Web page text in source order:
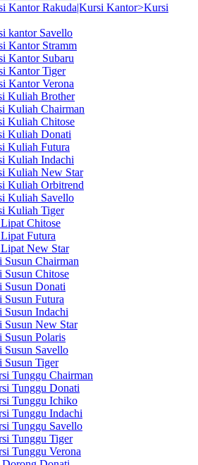
Kantor Rakuda|Kursi Kantor>Kursi
kantor Savello
Kantor Stramm
Kantor Subaru
Kantor Tiger
Kantor Verona
Kuliah Brother
Kuliah Chairman
Kuliah Chitose
Kuliah Donati
Kuliah Futura
Kuliah Indachi
Kuliah New Star
Kuliah Orbitrend
Kuliah Savello
Kuliah Tiger
Chitose
Futura
New Star
Chairman
Chitose
Susun Donati
Futura
Indachi
New Star
Polaris
Savello
Susun Tiger
Tunggu Chairman
Tunggu Donati
Tunggu Ichiko
Tunggu Indachi
Tunggu Savello
Tunggu Tiger
Tunggu Verona